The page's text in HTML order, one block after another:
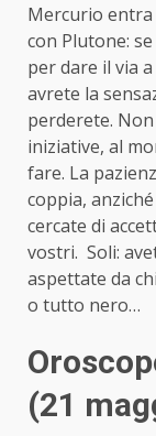
Mercurio entra
con Plutone:
per dare il via
avrete la
perderete.
iniziative, al
fare. La
coppia,
cercate di
vostri. Soli:
aspettate da
o tutto nero…
(21